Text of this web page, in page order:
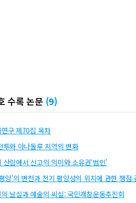
수록 논문 (9)
구 제70집 목차
투와 아나돌루 지역의 변화
산림에서 신고의 의미와 소유권‘법인’
양’의 변천과 전기 평양성의 위치에 관한 쟁점
날실과 예술의 씨실: 국민개창운동추진회